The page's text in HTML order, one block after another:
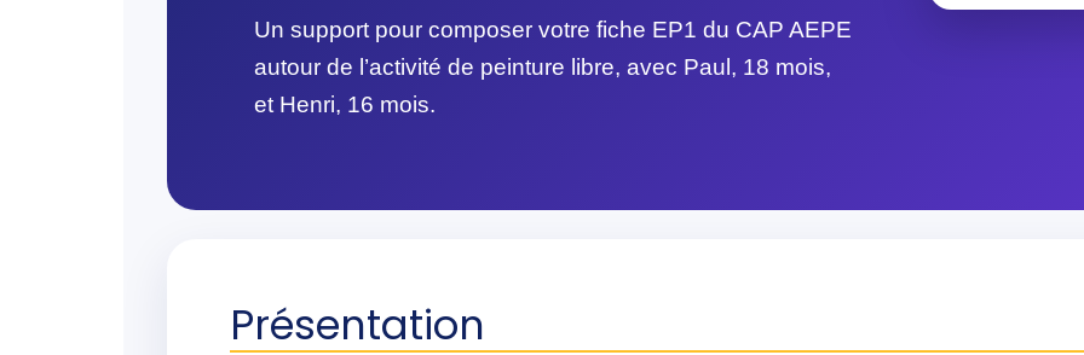
Un support pour composer votre fiche EP1 du CAP AEPE
autour de l’activité de peinture libre, avec Paul, 18 mois,
et Henri, 16 mois.
Présentation